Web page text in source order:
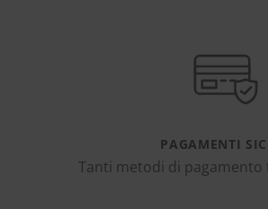
PAGAMENTI
Tanti metodi di pagamento